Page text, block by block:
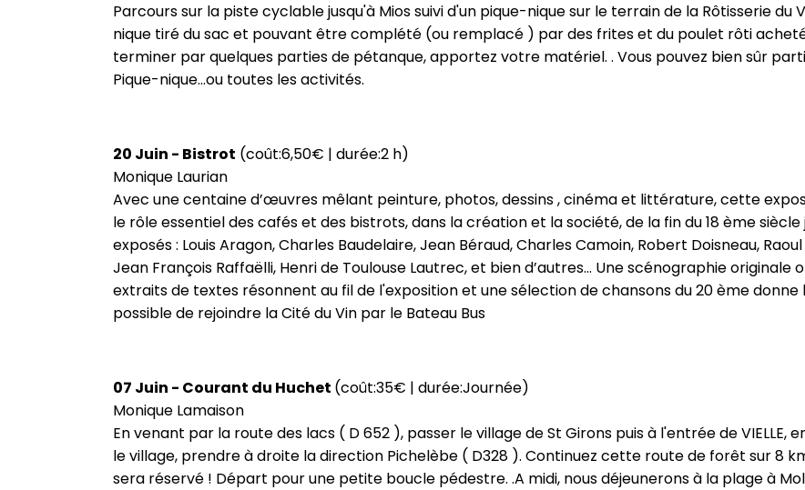
Parcours sur la piste cyclable jusqu'à Mios suivi d'un pique-nique sur le terrain de la Rôtisserie du
nique tiré du sac et pouvant être complété (ou remplacé ) par des frites et du poulet rôti
terminer par quelques parties de pétanque, apportez votre matériel. . Vous pouvez bien sûr
Pique-nique...ou toutes les activités.
20 Juin - Bistrot (coût:6,50€ | durée:2 h)
Monique Laurian
Avec une centaine d’œuvres mêlant peinture, photos, dessins , cinéma et littérature, cette
le rôle essentiel des cafés et des bistrots, dans la création et la société, de la fin du 18 ème siècle
exposés : Louis Aragon, Charles Baudelaire, Jean Béraud, Charles Camoin, Robert Doisneau,
Jean François Raffaëlli, Henri de Toulouse Lautrec, et bien d’autres... Une scénographie
extraits de textes résonnent au fil de l'exposition et une sélection de chansons du 20 ème donne
possible de rejoindre la Cité du Vin par le Bateau Bus
07 Juin - Courant du Huchet (coût:35€ | durée:Journée)
Monique Lamaison
En venant par la route des lacs ( D 652 ), passer le village de St Girons puis à l'entrée de
le village, prendre à droite la direction Pichelèbe ( D328 ). Continuez cette route de forêt sur 8
sera réservé ! Départ pour une petite boucle pédestre. .A midi, nous déjeunerons à la plage à